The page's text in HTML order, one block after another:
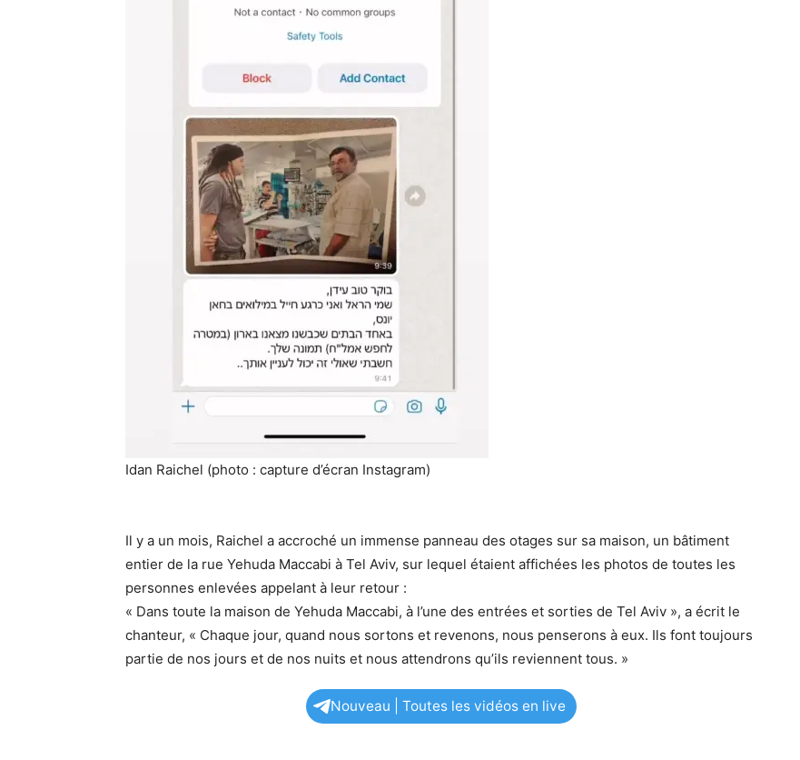
Idan Raichel (photo : capture d’écran Instagram)
Il y a un mois, Raichel a accroché un immense panneau des otages sur sa maison, un bâtiment
entier de la rue Yehuda Maccabi à Tel Aviv, sur lequel étaient affichées les photos de toutes les
personnes enlevées appelant à leur retour :
« Dans toute la maison de Yehuda Maccabi, à l’une des entrées et sorties de Tel Aviv », a écrit le
chanteur, « Chaque jour, quand nous sortons et revenons, nous penserons à eux. Ils font toujours
partie de nos jours et de nos nuits et nous attendrons qu’ils reviennent tous. »
Nouveau | Toutes les vidéos en live